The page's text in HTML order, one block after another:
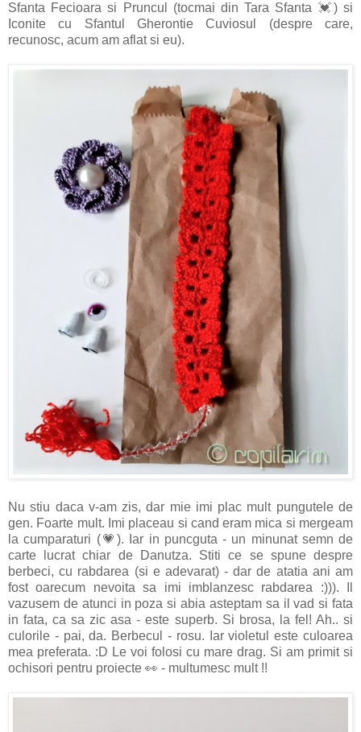
Sfanta Fecioara si Pruncul (tocmai din Tara Sfanta 💓) si
Iconite cu Sfantul Gherontie Cuviosul (despre care,
recunosc, acum am aflat si eu).
Nu stiu daca v-am zis, dar mie imi plac mult pungutele de
gen. Foarte mult. Imi placeau si cand eram mica si mergeam
la cumparaturi (💗). Iar in puncguta - un minunat semn de
carte lucrat chiar de Danutza. Stiti ce se spune despre
berbeci, cu rabdarea (si e adevarat) - dar de atatia ani am
fost oarecum nevoita sa imi imblanzesc rabdarea :))). Il
vazusem de atunci in poza si abia asteptam sa il vad si fata
in fata, ca sa zic asa - este superb. Si brosa, la fel! Ah.. si
culorile - pai, da. Berbecul - rosu. Iar violetul este culoarea
mea preferata. :D Le voi folosi cu mare drag. Si am primit si
ochisori pentru proiecte 👀 - multumesc mult !!